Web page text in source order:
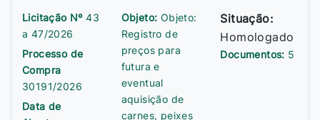
Licitação Nº43
a 47/2026
Processo de
Compra
30191/2026
Data de
Objeto: Objeto:
Registro de
preços para
futura e
eventual
aquisição de
carnes, peixes
Situação:
Homologado
Documentos: 5